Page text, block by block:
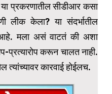
प्रकरणातील सीडीआर कसा
लीक केला? या संदर्भातील
मला असं वाटतं की अशा
प्रत्यारोप करून चालत नाही.
त्यांच्यावर कारवाई होईलच.